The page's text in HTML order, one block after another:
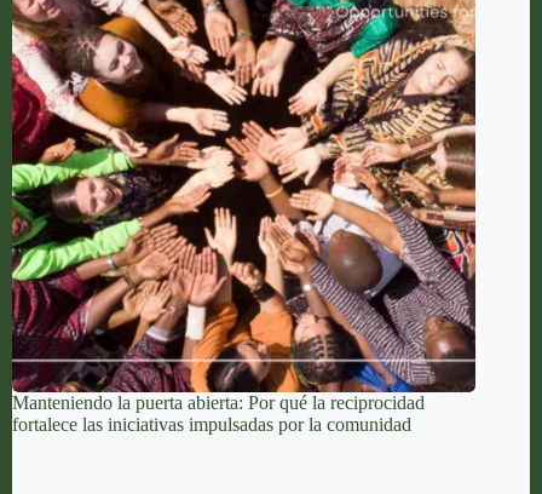
Manteniendo la puerta abierta: Por qué la reciprocidad
fortalece las iniciativas impulsadas por la comunidad